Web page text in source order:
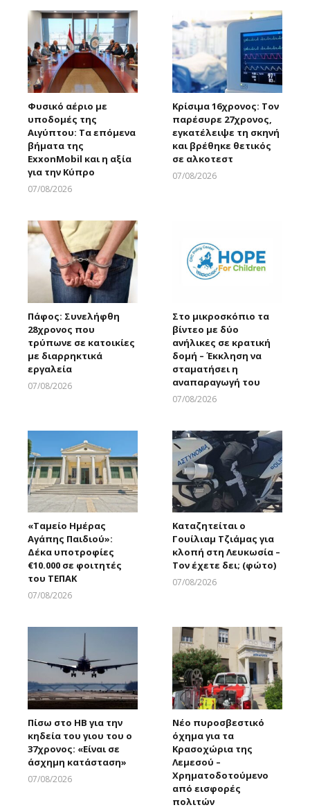
Φυσικό αέριο με
υποδομές της
Αιγύπτου: Τα επόμενα
βήματα της
ExxonMobil και η αξία
για την Κύπρο
07/08/2026
Κρίσιμα 16χρονος: Τον
παρέσυρε 27χρονος,
εγκατέλειψε τη σκηνή
και βρέθηκε θετικός
σε αλκοτεστ
07/08/2026
Πάφος: Συνελήφθη
28χρονος που
τρύπωνε σε κατοικίες
με διαρρηκτικά
εργαλεία
07/08/2026
Στο μικροσκόπιο τα
βίντεο με δύο
ανήλικες σε κρατική
δομή – Έκκληση να
σταματήσει η
αναπαραγωγή του
07/08/2026
«Ταμείο Ημέρας
Αγάπης Παιδιού»:
Δέκα υποτροφίες
€10.000 σε φοιτητές
του ΤΕΠΑΚ
07/08/2026
Καταζητείται ο
Γουίλιαμ Τζιάμας για
κλοπή στη Λευκωσία –
Τον έχετε δει; (φώτο)
07/08/2026
Πίσω στο ΗΒ για την
κηδεία του γιου του ο
37χρονος: «Είναι σε
άσχημη κατάσταση»
07/08/2026
Νέο πυροσβεστικό
όχημα για τα
Κρασοχώρια της
Λεμεσού –
Χρηματοδοτούμενο
από εισφορές
πολιτών